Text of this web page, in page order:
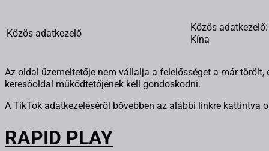
Közös adatkezelő
Közös
Kína
Az oldal üzemeltetője nem vállalja a felelősséget a már
keresőoldal működtetőjének kell gondoskodni.
A TikTok adatkezeléséről bővebben az alábbi linkre kattintva
RAPID PLAY